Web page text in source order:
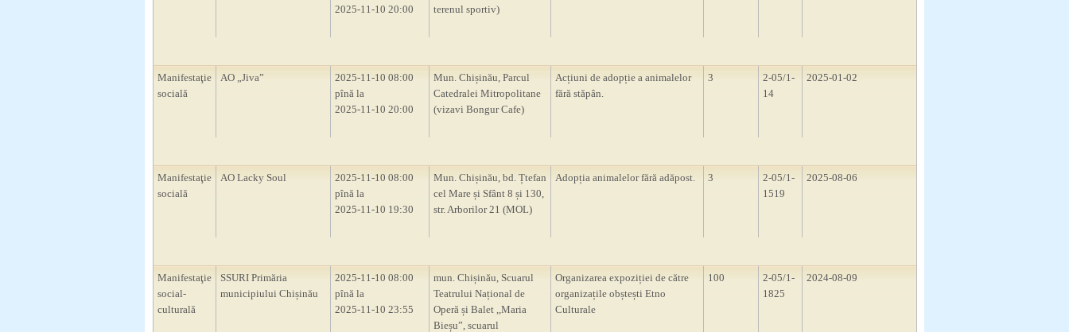
2025-11-10 20:00
terenul sportiv)
Manifestaţie
socială
AO „Jiva”
2025-11-10 08:00
pînă la
2025-11-10 20:00
Mun. Chișinău, Parcul
Catedralei Mitropolitane
(vizavi Bongur Cafe)
Acțiuni de adopție a animalelor
fără stăpân.
3
2-05/1-
14
2025-01-02
Manifestaţie
socială
AO Lacky Soul
2025-11-10 08:00
pînă la
2025-11-10 19:30
Mun. Chișinău, bd. Țtefan
cel Mare și Sfânt 8 și 130,
str. Arborilor 21 (MOL)
Adopția animalelor fără adăpost. 3
2-05/1-
1519
2025-08-06
Manifestaţie
social-
culturală
SSURI Primăria
municipiului Chișinău
2025-11-10 08:00
pînă la
2025-11-10 23:55
mun. Chișinău, Scuarul
Teatrului Național de
Operă și Balet ,,Maria
Bieșu”, scuarul
Organizarea expoziției de către
organizațile obștești Etno
Culturale
100
2-05/1-
1825
2024-08-09